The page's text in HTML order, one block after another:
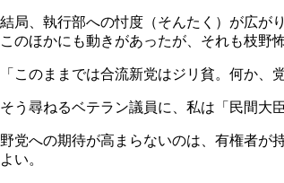
結局、執行部への忖度（そんたく）が広が
このほかにも動きがあったが、それも枝野
「このままでは合流新党はジリ貧。何か、
そう尋ねるベテラン議員に、私は「民間大
野党への期待が高まらないのは、有権者が
よい。